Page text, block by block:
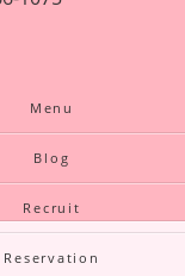
Menu
Blog
Recruit
Reservation